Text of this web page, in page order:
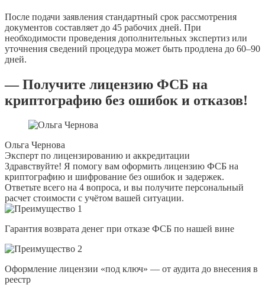
После подачи заявления стандартный срок рассмотрения
документов составляет до 45 рабочих дней. При
необходимости проведения дополнительных экспертиз или
уточнения сведений процедура может быть продлена до 60–90
дней.
— Получите лицензию ФСБ на
криптографию без ошибок и отказов!
Ольга Чернова
Эксперт по лицензированию и аккредитации
Здравствуйте! Я помогу вам оформить лицензию ФСБ на
криптографию и шифрование без ошибок и задержек.
Ответьте всего на 4 вопроса, и вы получите персональный
расчет стоимости с учётом вашей ситуации.
Гарантия возврата денег при отказе ФСБ по нашей вине
Оформление лицензии «под ключ» — от аудита до внесения в
реестр